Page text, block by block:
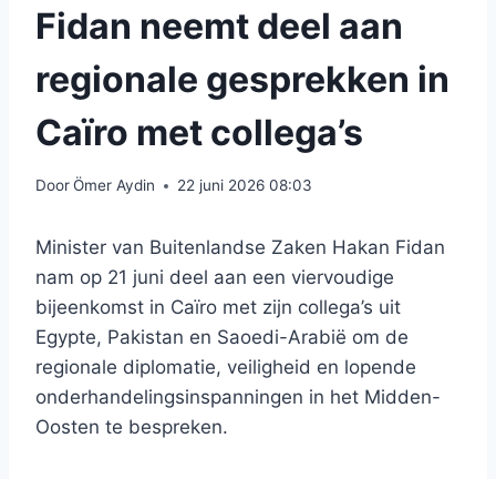
Fidan neemt deel aan
regionale gesprekken in
Caïro met collega’s
DoorÖmer Aydin 22 juni 2026 08:03
Minister van Buitenlandse Zaken Hakan Fidan
nam op 21 juni deel aan een viervoudige
bijeenkomst in Caïro met zijn collega’s uit
Egypte, Pakistan en Saoedi-Arabië om de
regionale diplomatie, veiligheid en lopende
onderhandelingsinspanningen in het Midden-
Oosten te bespreken.